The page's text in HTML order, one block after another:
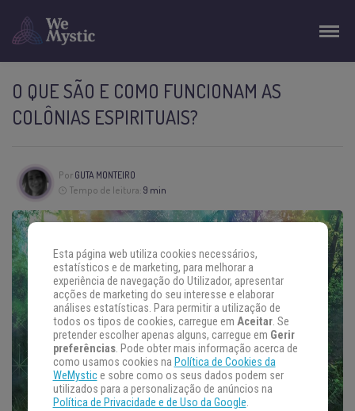
O QUE SÃO E COMO FUNCIONAM AS
COLÔNIAS ESPIRITUAIS?
Por GUTA MONTEIRO
Tempo de leitura: 9 min
Esta página web utiliza cookies necessários,
estatísticos e de marketing, para melhorar a
experiência de navegação do Utilizador, apresentar
acções de marketing do seu interesse e elaborar
análises estatísticas. Para permitir a utilização de
todos os tipos de cookies, carregue em Aceitar. Se
pretender escolher apenas alguns, carregue em Gerir
preferências. Pode obter mais informação acerca de
como usamos cookies na Política de Cookies da
WeMystice sobre como os seus dados podem ser
utilizados para a personalização de anúncios na
Política de Privacidade e de Uso da Google.